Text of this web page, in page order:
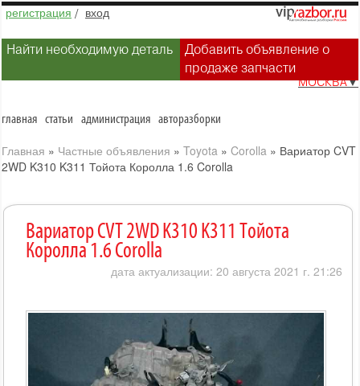
регистрация / вход
Найти необходимую деталь
Добавить объявление о
продаже запчасти
МОСКВА▼
главная статьи администрация авторазборки
Главная » Частные объявления » Toyota » Corolla » Вариатор CVT
2WD K310 K311 Тойота Королла 1.6 Corolla
Вариатор CVT 2WD K310 K311 Тойота
Королла 1.6 Corolla
дата актуализации: 20 августа 2021 г. 21:26